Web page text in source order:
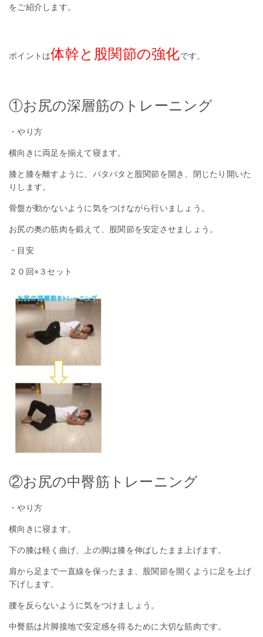
をご紹介します。
ポイントは体幹と股関節の強化です。
①お尻の深層筋のトレーニング
・やり方
横向きに両足を揃えて寝ます。
膝と膝を離すように、パタパタと股関節を開き、閉じたり開いた
りします。
骨盤が動かないように気をつけながら行いましょう。
お尻の奥の筋肉を鍛えて、股関節を安定させましょう。
・目安
２０回×３セット
②お尻の中臀筋トレーニング
・やり方
横向きに寝ます。
下の膝は軽く曲げ、上の脚は膝を伸ばしたまま上げます。
肩から足まで一直線を保ったまま、股関節を開くように足を上げ
下げします。
腰を反らないように気をつけましょう。
中臀筋は片脚接地で安定感を得るために大切な筋肉です。